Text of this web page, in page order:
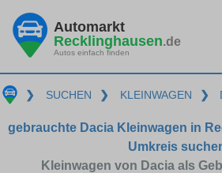
Automarkt
Recklinghausen.de
Autos einfach finden
❯ SUCHEN ❯ KLEINWAGEN ❯
gebrauchte Dacia Kleinwagen in
Umkreis
Kleinwagen von Dacia als